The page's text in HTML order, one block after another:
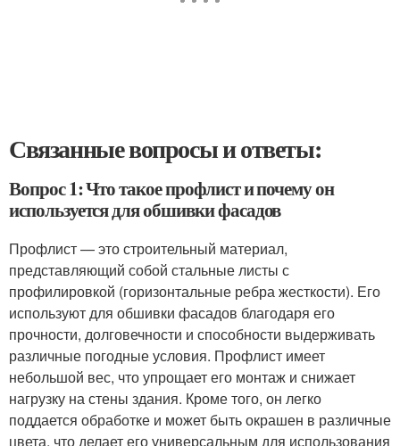
Связанные вопросы и ответы:
Вопрос 1: Что такое профлист и почему он
используется для обшивки фасадов
Профлист — это строительный материал,
представляющий собой стальные листы с
профилировкой (горизонтальные ребра жесткости). Его
используют для обшивки фасадов благодаря его
прочности, долговечности и способности выдерживать
различные погодные условия. Профлист имеет
небольшой вес, что упрощает его монтаж и снижает
нагрузку на стены здания. Кроме того, он легко
поддается обработке и может быть окрашен в различные
цвета, что делает его универсальным для использования